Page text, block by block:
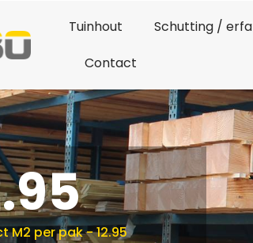
Tuinhout Schutting /
Contact
M2 per pak-12.95